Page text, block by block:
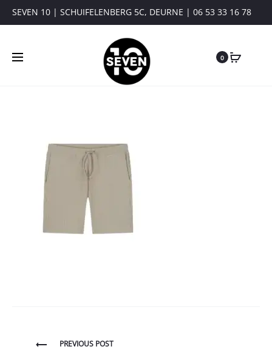
SEVEN 10 | SCHUIFELENBERG 5C, DEURNE | 06 53 33 16 78
0
BerichtPREVIOUS POST